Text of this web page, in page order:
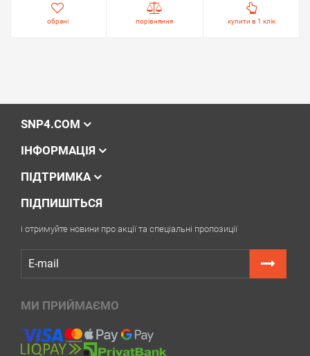
обрані порівняння купити в 1 клік
SNP4.COM
ІНФОРМАЦІЯ
ПІДТРИМКА
ПІДПИШІТЬСЯ
і отримуйте новини про акції та спеціальні пропозиції
МИ ПРИЙМАЄМО